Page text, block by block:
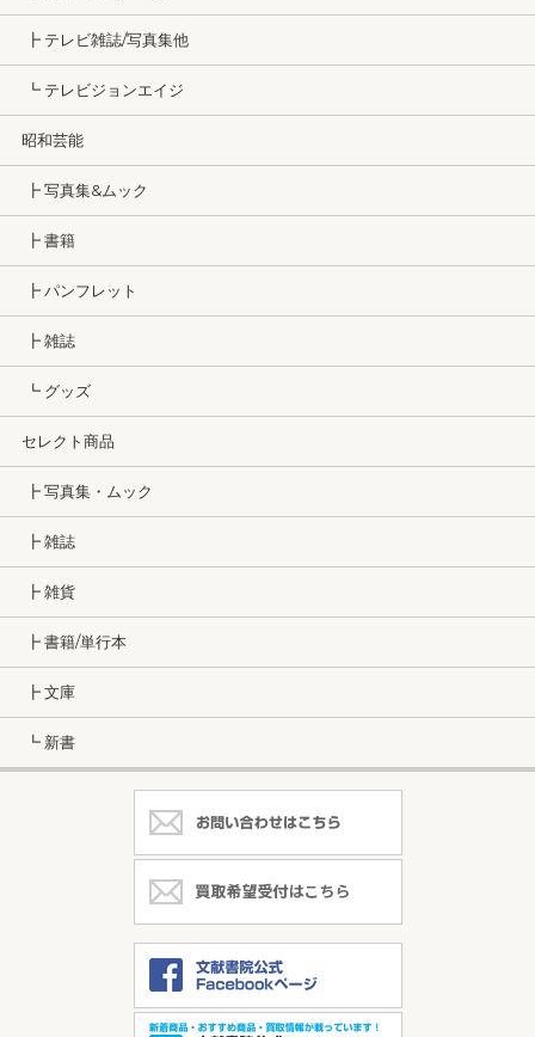
┣ テレビ雑誌/写真集他
┗ テレビジョンエイジ
昭和芸能
┣ 写真集&ムック
┣ 書籍
┣ パンフレット
┣ 雑誌
┗ グッズ
セレクト商品
┣ 写真集・ムック
┣ 雑誌
┣ 雑貨
┣ 書籍/単行本
┣ 文庫
┗ 新書